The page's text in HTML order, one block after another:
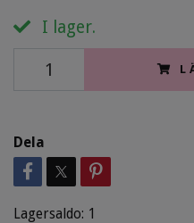
I lager.
Dela
Lagersaldo: 1